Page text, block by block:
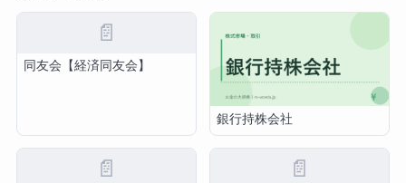
📄
同友会【経済同友会】
銀行持株会社
📄 📄